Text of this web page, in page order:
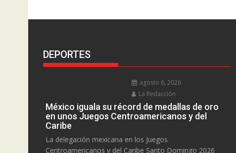
DEPORTES
agosto 6, 2026
La Redacción
México iguala su récord de medallas de oro
en unos Juegos Centroamericanos y del
Caribe
La delegación mexicana en los Juegos
Centroamericanos y del Caribe Santo Domingo 2026